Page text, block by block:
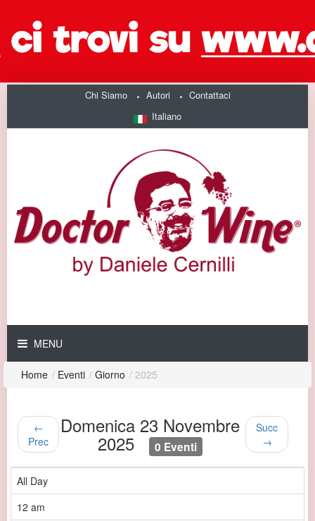
Chi Siamo Autori
Contattaci
Italiano
MENU
Home / Eventi / Giorno / 2025
←
Prec
Domenica 23 Novembre
2025 0 Eventi
Succ
→
All Day
12 am